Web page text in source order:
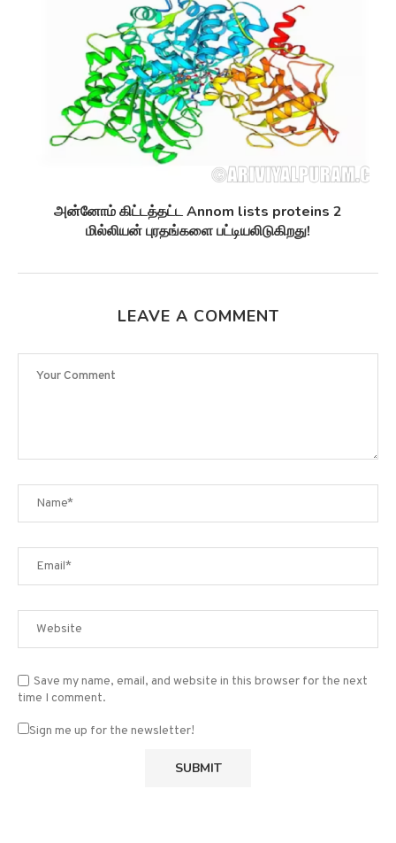
அன்னோம் கிட்டத்தட்ட Annom lists proteins 2
மில்லியன் புரதங்களை பட்டியலிடுகிறது!
LEAVE A COMMENT
Save my name, email, and website in this browser for the next
time I comment.
Sign me up for the newsletter!